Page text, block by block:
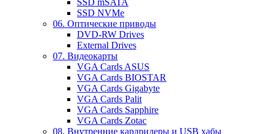
SSD mSATA
SSD NVMe
06. Оптические приводы
DVD-RW Drives
External Drives
07. Видеокарты
VGA Cards ASUS
VGA Cards BIOSTAR
VGA Cards Gigabyte
VGA Cards Palit
VGA Cards Sapphire
VGA Cards Zotac
08. Внутренние кардридеры и USB хабы